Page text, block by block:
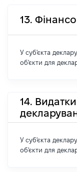
13.
У суб'єкта
об'єкти для
14.
У суб'єкта
об'єкти для